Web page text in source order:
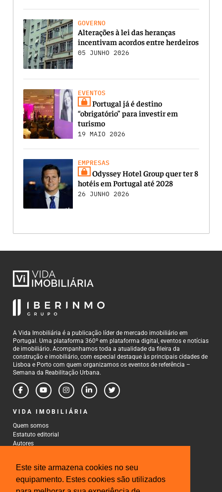
Este site armazena cookies no seu
equipamento. Estes cookies são utilizados
GOVERNO
Alterações à lei das heranças
incentivam acordos entre herdeiros
05 JUNHO 2026
EVENTOS
Portugal já é destino
“obrigatório” para investir em
turismo
19 MAIO 2026
EMPRESAS
Odyssey Hotel Group quer ter 8
hotéis em Portugal até 2028
26 JUNHO 2026
A Vida Imobiliária é a publicação líder de mercado imobiliário em
Portugal. Uma plataforma 360º em plataforma digital, eventos e notícias
de imobiliário. Acompanhamos toda a atualidade da fileira da
construção e imobiliário, com especial destaque às principais cidades de
Lisboa e Porto com quem organizamos os eventos de referência –
Semana da Reabilitação Urbana.
VIDA IMOBILIÁRIA
Quem somos
Estatuto editorial
Autores
CONTACTOS